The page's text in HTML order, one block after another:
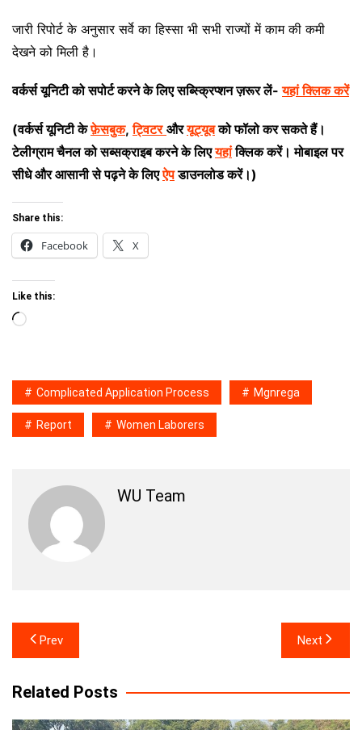
जारी रिपोर्ट के अनुसार सर्वे का हिस्सा भी सभी राज्यों में काम की कमी
देखने को मिली है।
वर्कर्स यूनिटी को सपोर्ट करने के लिए सब्स्क्रिप्शन ज़रूर लें-यहां क्लिक करें
(वर्कर्स यूनिटी केफ़ेसबुक,ट्विटर औरयूट्यूब को फॉलो कर सकते हैं।
टेलीग्राम चैनल को सब्सक्राइब करने के लिएयहां क्लिक करें। मोबाइल पर
सीधे और आसानी से पढ़ने के लिएऐपडाउनलोड करें।)
Share this:
Facebook X
Like this:
Loading…
Complicated Application Process Mgnrega
Report Women Laborers
WU Team
Post
navigation
Prev Next
Related Posts